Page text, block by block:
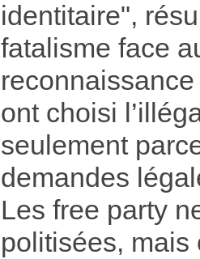
identitaire",
fatalisme face
ont choisi
seulement
demandes
Les free party
politisées, mais